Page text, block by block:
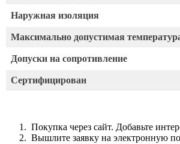
Наружная изоляция
Максимально допустимая
Допуски на сопротивление
Сертифицирован
Покупка через сайт. Добавьте
Вышлите заявку на электронную